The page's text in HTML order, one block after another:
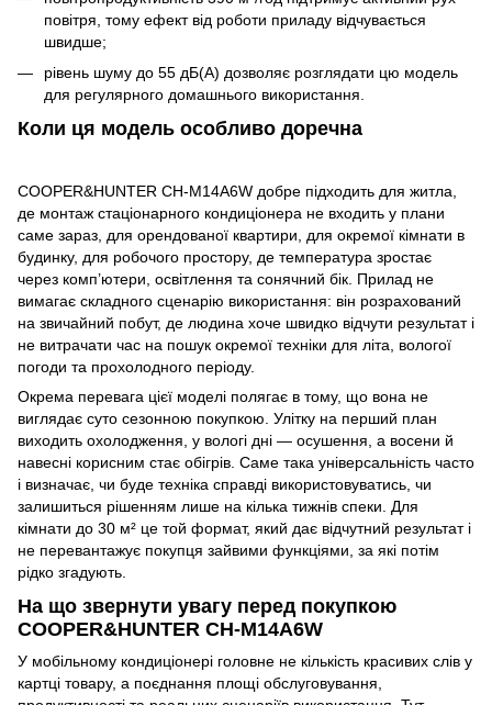
повітря, тому ефект від роботи приладу відчувається
швидше;
рівень шуму до 55 дБ(A) дозволяє розглядати цю модель
для регулярного домашнього використання.
Коли ця модель особливо доречна
COOPER&HUNTER CH-M14A6W добре підходить для житла,
де монтаж стаціонарного кондиціонера не входить у плани
саме зараз, для орендованої квартири, для окремої кімнати в
будинку, для робочого простору, де температура зростає
через комп’ютери, освітлення та сонячний бік. Прилад не
вимагає складного сценарію використання: він розрахований
на звичайний побут, де людина хоче швидко відчути результат і
не витрачати час на пошук окремої техніки для літа, вологої
погоди та прохолодного періоду.
Окрема перевага цієї моделі полягає в тому, що вона не
виглядає суто сезонною покупкою. Улітку на перший план
виходить охолодження, у вологі дні — осушення, а восени й
навесні корисним стає обігрів. Саме така універсальність часто
і визначає, чи буде техніка справді використовуватись, чи
залишиться рішенням лише на кілька тижнів спеки. Для
кімнати до 30 м² це той формат, який дає відчутний результат і
не перевантажує покупця зайвими функціями, за які потім
рідко згадують.
На що звернути увагу перед покупкою
COOPER&HUNTER CH-M14A6W
У мобільному кондиціонері головне не кількість красивих слів у
картці товару, а поєднання площі обслуговування,